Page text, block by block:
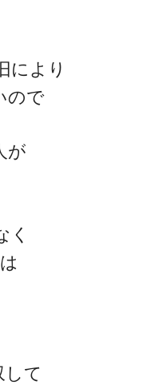
により
ので
が
く
して